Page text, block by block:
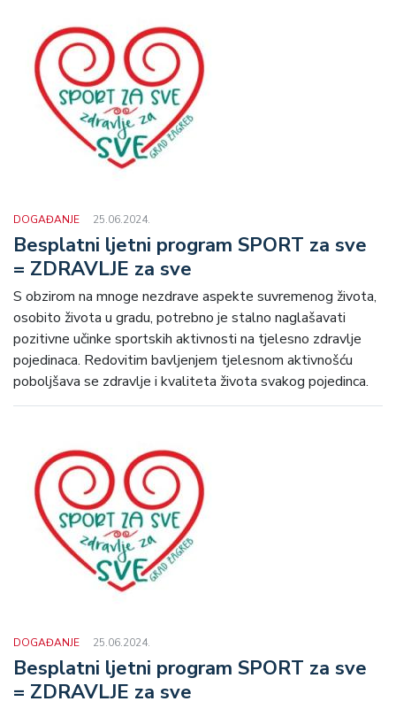
DOGAĐANJE 25.06.2024.
Besplatni ljetni program SPORT za sve
= ZDRAVLJE za sve
S obzirom na mnoge nezdrave aspekte suvremenog života,
osobito života u gradu, potrebno je stalno naglašavati
pozitivne učinke sportskih aktivnosti na tjelesno zdravlje
pojedinaca. Redovitim bavljenjem tjelesnom aktivnošću
poboljšava se zdravlje i kvaliteta života svakog pojedinca.
DOGAĐANJE 25.06.2024.
Besplatni ljetni program SPORT za sve
= ZDRAVLJE za sve